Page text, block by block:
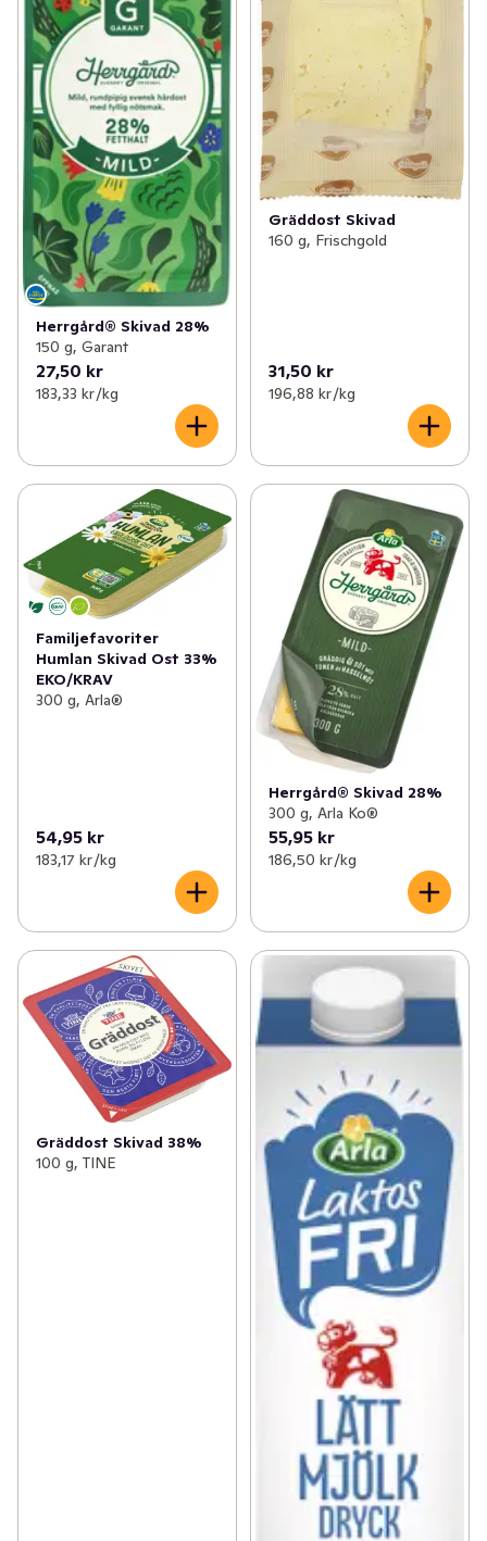
Herrgård® Skivad 28%
150 g, Garant
27,50 kr
183,33 kr /kg
Gräddost Skivad
160 g, Frischgold
31,50 kr
196,88 kr /kg
Familjefavoriter
Humlan Skivad Ost 33%
EKO/KRAV
300 g, Arla®
54,95 kr
183,17 kr /kg
Herrgård® Skivad 28%
300 g, Arla Ko®
55,95 kr
186,50 kr /kg
Gräddost Skivad 38%
100 g, TINE